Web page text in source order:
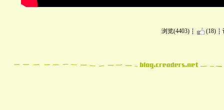
浏览(4403) (18)